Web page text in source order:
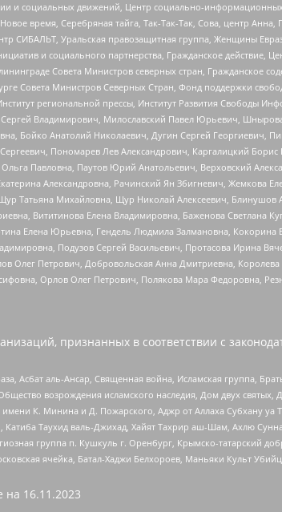
и социальных движений, Центр социально-
время, Серебряная тайга, Так-Так-Так, Сова, центр Анна,
СИБАЛЬТ, Уральская правозащитная группа, Женщины
и социального партнерства, Гражданское действие,
Совета Министров северных стран, Гражданское
Совета Министров Северных Стран, Фонд поддержки
региональной прессы, Институт Развития Свободы
Владимирович, Милославский Павел Юрьевич,
Бойко Анатолий Николаевич, Дугин Сергей Георгиевич,
Пономарев Лев Александрович, Каргалицкий
Павловна, Паутов Юрий Анатольевич, Верховский
Александровна, Рачинский Ян Збигневич, Жемкова
Татьяна Михайловна, Щур Николай Алексеевич,
Вититинова Елена Владимировна, Баженова Светлана
Елена Юрьевна, Гендель Людмила Залмановна,
Подузов Сергей Васильевич, Протасова Ирина
Петрович, Добровольская Анна Дмитриевна, Королева
Орлов Олег Петрович, Полякова Мара Федоровна,
признанных в соответствии с
аль-Ансар, Священная война, Исламская группа,
возрождения исламского наследия, Дом двух
К. Минина и Д. Пожарского, Аджр от Аллаха Субхану уа
Таухид валь-Джихад, Хайят Тахрир аш-Шам, Ахлю
группа п. Кушкуль г. Оренбург, Крымско-татарский
ячейка, Батал-Хаджи Белхороев, Маньяки Культ
на 16.11.2023